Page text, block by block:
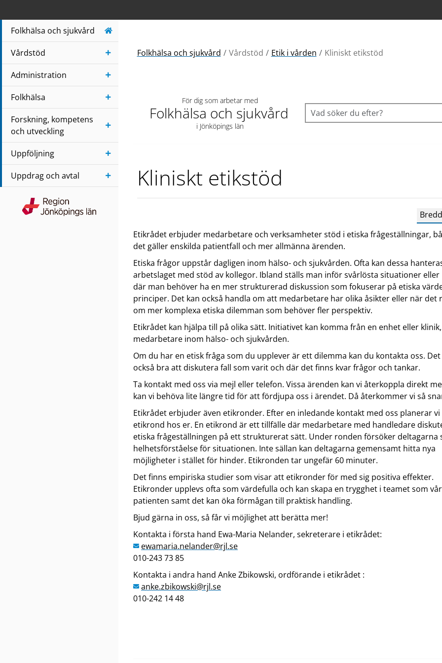
Folkhälsa och sjukvård
Vårdstöd
Administration
Folkhälsa
Forskning, kompetens
och utveckling
Uppföljning
Uppdrag och avtal
Folkhälsa och sjukvård Vårdstöd Etik i vården Kliniskt etikstöd
För dig som arbetar med
Folkhälsa och sjukvård
i Jönköpings län
Kliniskt etikstöd
Etikrådet erbjuder medarbetare och verksamheter stöd i etiska frågeställningar,
det gäller enskilda patientfall och mer allmänna ärenden.
Etiska frågor uppstår dagligen inom hälso- och sjukvården. Ofta kan dessa
arbetslaget med stöd av kollegor. Ibland ställs man inför svårlösta situationer eller
där man behöver ha en mer strukturerad diskussion som fokuserar på etiska
principer. Det kan också handla om att medarbetare har olika åsikter eller när det
om mer komplexa etiska dilemman som behöver fler perspektiv.
Etikrådet kan hjälpa till på olika sätt. Initiativet kan komma från en enhet eller
medarbetare inom hälso- och sjukvården.
Om du har en etisk fråga som du upplever är ett dilemma kan du kontakta oss.
också bra att diskutera fall som varit och där det finns kvar frågor och tankar.
Ta kontakt med oss via mejl eller telefon. Vissa ärenden kan vi återkoppla direkt
kan vi behöva lite längre tid för att fördjupa oss i ärendet. Då återkommer vi så
Etikrådet erbjuder även etikronder. Efter en inledande kontakt med oss planerar vi
etikrond hos er. En etikrond är ett tillfälle där medarbetare med handledare
etiska frågeställningen på ett strukturerat sätt. Under ronden försöker deltagarna
helhetsförståelse för situationen. Inte sällan kan deltagarna gemensamt hitta nya
möjligheter i stället för hinder. Etikronden tar ungefär 60 minuter.
Det finns empiriska studier som visar att etikronder för med sig positiva effekter.
Etikronder upplevs ofta som värdefulla och kan skapa en trygghet i teamet som
patienten samt det kan öka förmågan till praktisk handling.
Bjud gärna in oss, så får vi möjlighet att berätta mer!
Kontakta i första hand Ewa-Maria Nelander, sekreterare i etikrådet:
ewamaria.nelander@rjl.se
010-243 73 85
Kontakta i andra hand Anke Zbikowski, ordförande i etikrådet :
anke.zbikowski@rjl.se
010-242 14 48